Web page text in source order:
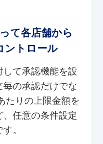
て各店舗から
ントロール
て承認機能を設
の承認だけでな
たりの上限金額を
任意の条件設定
。